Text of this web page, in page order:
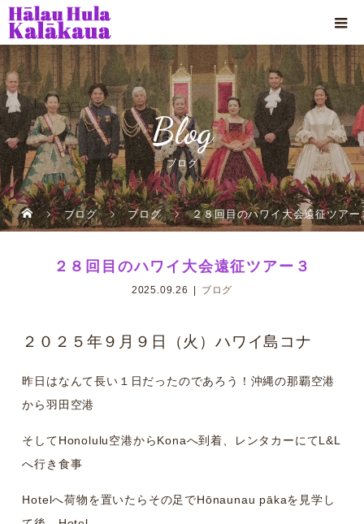
Blog
ブログ
ブログ ブログ ２８回目のハワイ大会遠征ツアー
２８回目のハワイ大会遠征ツアー３
2025.09.26 ブログ
２０２５年９月９日（火）ハワイ島コナ
昨日はなんて長い１日だったのであろう！沖縄の那覇空港
から羽田空港
そしてHonolulu空港からKonaへ到着、レンタカーにてL&L
へ行き食事
Hotelへ荷物を置いたらその足でHōnaunau pākaを見学し